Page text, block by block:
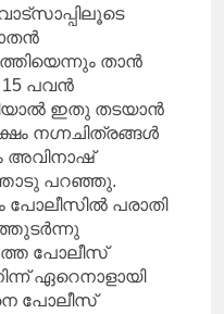
താൻ
പവൻ
ഇതു തടയാൻ
നഗ്നചിത്രങ്ങൾ
അവിനാഷ്
പറഞ്ഞു.
പരാതി
പോലീസ്
ഏറെനാളായി
പോലീസ്